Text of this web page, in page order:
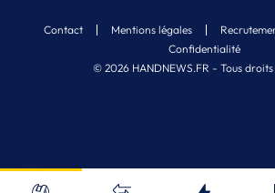
© 2026 HANDNEWS.FR - Tous droits
Contact Mentions légales
Confidentialité
Nos derniers
4